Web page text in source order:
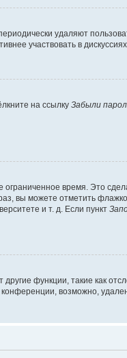
удаляют
участвовать в дискуссиях.
на ссылку Забыли
время. Это
вы можете отметить
и т. д. Если пункт
функции, такие как
возможно,